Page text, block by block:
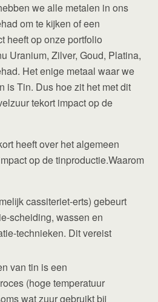
we alle metalen in ons
om te kijken of een
heeft op onze portfolio
Uranium, Zilver, Goud, Platina,
Het enige metaal waar we
is Tin. Dus hoe zit het met dit
tekort impact op de
heeft over het algemeen
op de tinproductie.Waarom
cassiteriet-erts) gebeurt
scheiding, wassen en
technieken. Dit vereist
van tin is een
(hoge temperatuur
wat zuur gebruikt bij